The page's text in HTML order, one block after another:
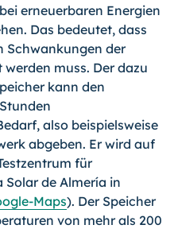
erneuerbaren Energien
Das bedeutet, dass
Schwankungen der
muss. Der dazu
kann den
also beispielsweise
abgeben. Er wird auf
für
Solar de Almería in
Maps). Der Speicher
von mehr als 200